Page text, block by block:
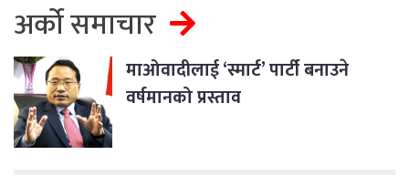
अर्को समाचार
माओवादीलाई ‘स्मार्ट’ पार्टी बनाउने
वर्षमानको प्रस्ताव